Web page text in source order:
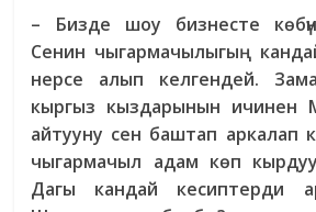
– Бизде шоу бизнесте
Сенин чыгармачылыгың
нерсе алып келгендей.
кыргыз кыздарынын ичинен
айтууну сен баштап аркалап
чыгармачыл адам көп
Дагы кандай кесиптерди